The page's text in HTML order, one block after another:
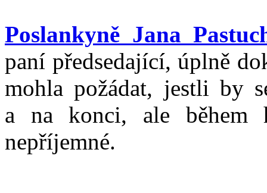
Poslankyně Jana
paní předsedající, úplně
mohla požádat, jestli by
a na konci, ale během
nepříjemné.